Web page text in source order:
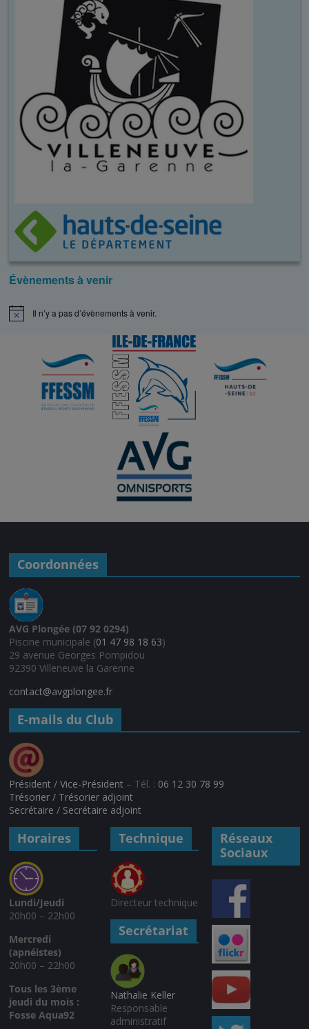
Évènements à venir
N
Il n’y a pas d’évènements à venir.
Coordonnées
AVG Plongée (07 92 0294)
Piscine municipale (01 47 98 18 63)
29 avenue Georges Pompidou
92390 Villeneuve la Garenne
contact@avgplongee.fr
E-mails du Club
Président / Vice-Président – Tél. : 06 12 30 78 99
Trésorier / Trésorier adjoint
Secrétaire / Secrétaire adjoint
Horaires
Lundi/Jeudi
20h00 – 22h00
Mercredi
(apnéistes)
20h00 – 22h00
Tous les 3ème
jeudi du mois :
Fosse Aqua92
Technique
Directeur technique
Secrétariat
Nathalie Keller
Responsable
administratif
Réseaux
Sociaux